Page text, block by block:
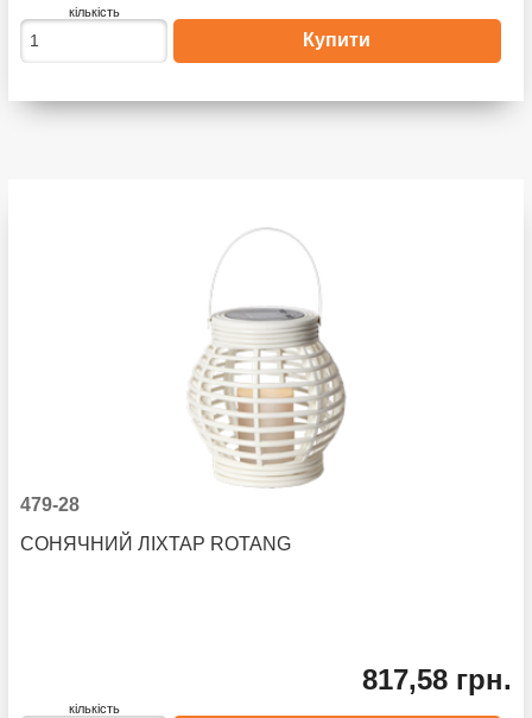
кількість
479-28
СОНЯЧНИЙ ЛІХТАР ROTANG
817,58 грн.
кількість